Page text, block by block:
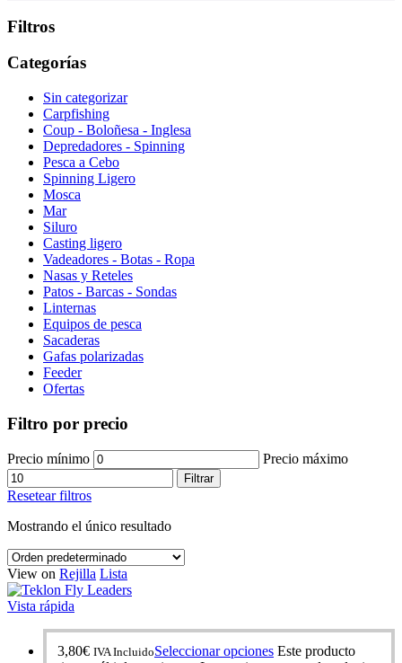
Filtros
Categorías
Sin categorizar
Carpfishing
Coup - Boloñesa - Inglesa
Depredadores - Spinning
Pesca a Cebo
Spinning Ligero
Mosca
Mar
Siluro
Casting ligero
Vadeadores - Botas - Ropa
Nasas y Reteles
Patos - Barcas - Sondas
Linternas
Equipos de pesca
Sacaderas
Gafas polarizadas
Feeder
Ofertas
Filtro por precio
Precio mínimo Precio máximo
Filtrar
Resetear filtros
Mostrando el único resultado
View on Rejilla Lista
Vista rápida
3,80€ IVA IncluidoSeleccionar opciones Este producto